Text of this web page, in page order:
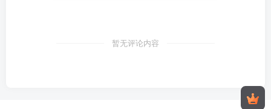
暂无评论内容